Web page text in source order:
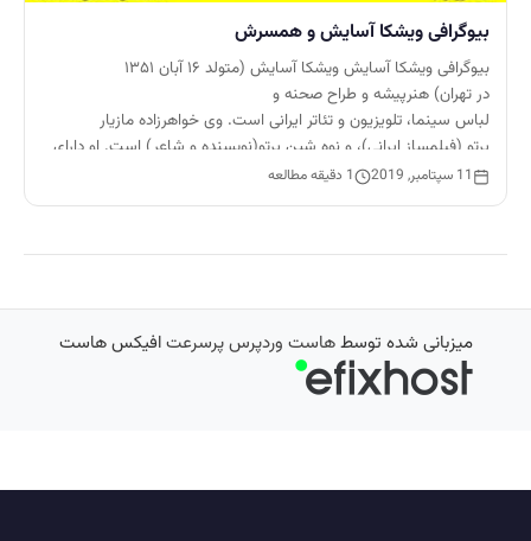
بیوگرافی ویشکا آسایش و همسرش
بیوگرافی ویشکا آسایش ویشکا آسایش (متولد ۱۶ آبان ۱۳۵۱
در تهران) هنرپیشه و طراح صحنه و
لباس سینما، تلویزیون و تئاتر ایرانی است. وی خواهرزاده مازیار
پرتو (فیلمساز ایرانی)، و نوه شین پرتو(نویسنده و شاعر) است. او دارای
مدرک طراحی صحنه…
11 سپتامبر, 2019 1 دقیقه مطالعه
میزبانی شده توسطهاست وردپرس پرسرعتافیکس هاست